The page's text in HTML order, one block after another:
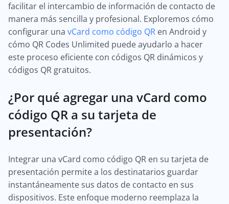
facilitar el intercambio de información de contacto de
manera más sencilla y profesional. Exploremos cómo
configurar una vCard como código QR en Android y
cómo QR Codes Unlimited puede ayudarlo a hacer
este proceso eficiente con códigos QR dinámicos y
códigos QR gratuitos.
¿Por qué agregar una vCard como
código QR a su tarjeta de
presentación?
Integrar una vCard como código QR en su tarjeta de
presentación permite a los destinatarios guardar
instantáneamente sus datos de contacto en sus
dispositivos. Este enfoque moderno reemplaza la